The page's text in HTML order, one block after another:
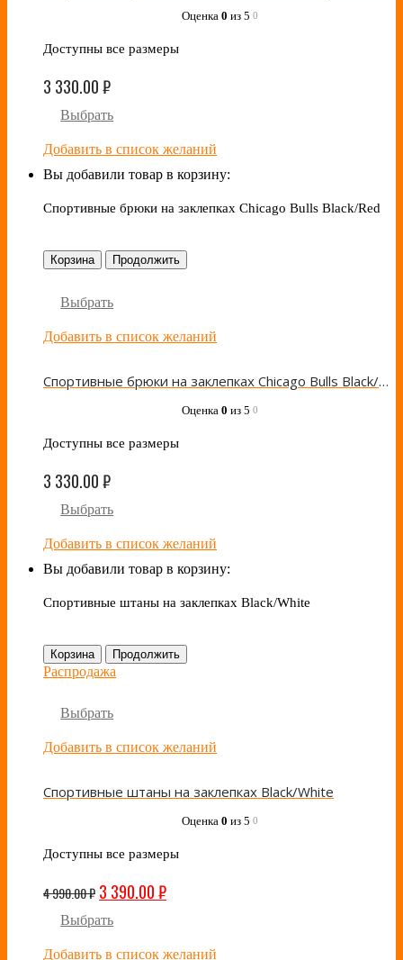
Оценка 0 из 5 0
Доступны все размеры
3 330.00₽
Выбрать
Добавить в список желаний
Вы добавили товар в корзину:
Спортивные брюки на заклепках Chicago Bulls Black/Red
Корзина Продолжить
Выбрать
Добавить в список желаний
Спортивные брюки на заклепках Chicago Bulls Black/Red
Оценка 0 из 5 0
Доступны все размеры
3 330.00₽
Выбрать
Добавить в список желаний
Вы добавили товар в корзину:
Спортивные штаны на заклепках Black/White
Корзина Продолжить
Распродажа
Выбрать
Добавить в список желаний
Спортивные штаны на заклепках Black/White
Оценка 0 из 5 0
Доступны все размеры
4 990.00₽ 3 390.00₽
Выбрать
Добавить в список желаний